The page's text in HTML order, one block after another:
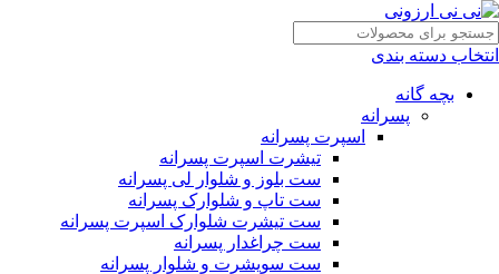
انتخاب دسته بندی
بچه گانه
پسرانه
اسپرت پسرانه
تیشرت اسپرت پسرانه
ست بلوز و شلوار لی پسرانه
ست تاپ و شلوارک پسرانه
ست تیشرت شلوارک اسپرت پسرانه
ست چراغدار پسرانه
ست سویشرت و شلوار پسرانه